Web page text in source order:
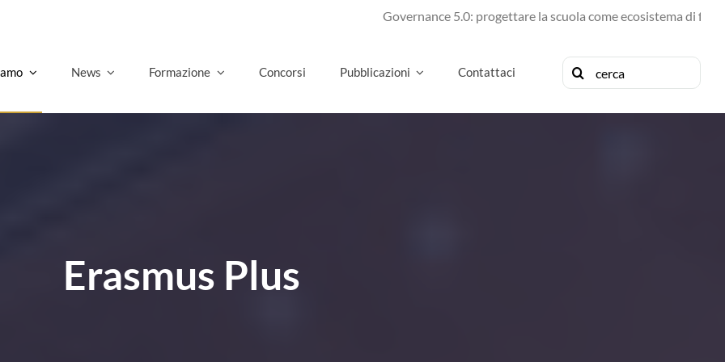
Governance 5.0: progettare la scuola come ecosistema di futuro
News Formazione Concorsi Pubblicazioni Contattaci
Cerca
per:
Erasmus Plus